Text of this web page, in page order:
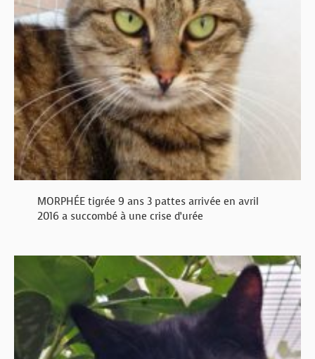
MORPHÉE tigrée 9 ans 3 pattes arrivée en avril
2016 a succombé à une crise d’urée